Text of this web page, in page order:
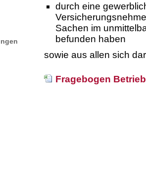
durch eine
Sachen im
befunden haben
sowie aus allen sich
Fragebogen